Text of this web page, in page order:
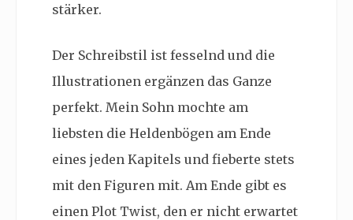
stärker.
Der Schreibstil ist fesselnd und die
Illustrationen ergänzen das Ganze
perfekt. Mein Sohn mochte am
liebsten die Heldenbögen am Ende
eines jeden Kapitels und fieberte stets
mit den Figuren mit. Am Ende gibt es
einen Plot Twist, den er nicht erwartet